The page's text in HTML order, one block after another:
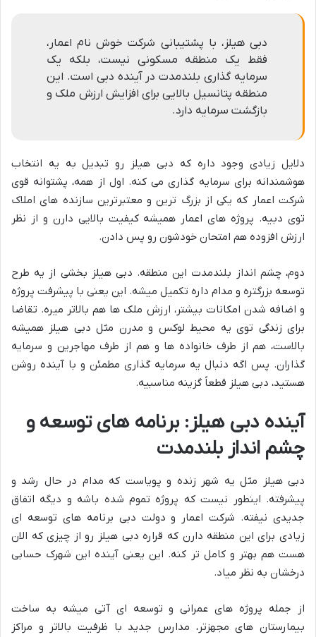
دبی هیلز، با پشتیبانی شرکت خوش نام اعمار،
فقط یک منطقه مسکونی نیست، بلکه یک
سرمایه گذاری بلندمدت در آینده دبی است. این
منطقه پتانسیل بالایی برای افزایش ارزش ملک و
بازگشت سرمایه دارد.
دلایل زیادی وجود داره که دبی هیلز رو تبدیل به یه انتخاب
هوشمندانه برای سرمایه گذاری می کنه. اول از همه، پشتوانه قوی
شرکت اعمار که یکی از بزرگ ترین و معتبرترین سازنده های املاک
توی دبیه. پروژه های اعمار همیشه کیفیت بالایی دارن و از نظر
ارزش افزوده هم امتحان خودشون رو پس دادن.
دوم، چشم انداز بلندمدت این منطقه. دبی هیلز بخشی از یه طرح
توسعه بزرگتره و مدام داره تکمیل میشه. این یعنی با پیشرفت پروژه
و اضافه شدن امکانات بیشتر، ارزش ملک ها هم بالاتر میره. تقاضا
برای زندگی توی یه محیط لوکس و مدرن مثل دبی هیلز همیشه
بالاست، هم از طرف خانواده ها و هم از طرف مهاجرین و سرمایه
گذاران. پس اگه دنبال یه سرمایه گذاری مطمئن و با آینده روشن
هستید، دبی هیلز قطعاً گزینه مناسبیه.
آینده دبی هیلز: برنامه های توسعه و
چشم انداز بلندمدت
دبی هیلز مثل یه شهر زنده و پویاست که مدام در حال رشد و
پیشرفته. اینطور نیست که پروژه تموم شده باشه و دیگه اتفاق
جدیدی نیفته. شرکت اعمار و دولت دبی برنامه های توسعه ای
زیادی برای این منطقه دارن که قراره دبی هیلز رو از چیزی که الان
هست هم بهتر و کامل تر کنه. این یعنی آینده این شهرک حسابی
درخشان به نظر میاد.
از جمله پروژه های عمرانی و توسعه ای آتی میشه به ساخت
بیمارستان های مجهزتر، مدارس جدید با ظرفیت بالاتر و مراکز